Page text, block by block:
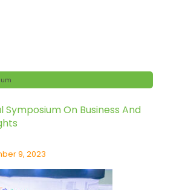
Symposium On Business And
9, 2023